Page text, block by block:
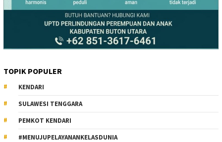
TOPIK POPULER
KENDARI
SULAWESI TENGGARA
PEMKOT KENDARI
#MENUJUPELAYANANKELASDUNIA